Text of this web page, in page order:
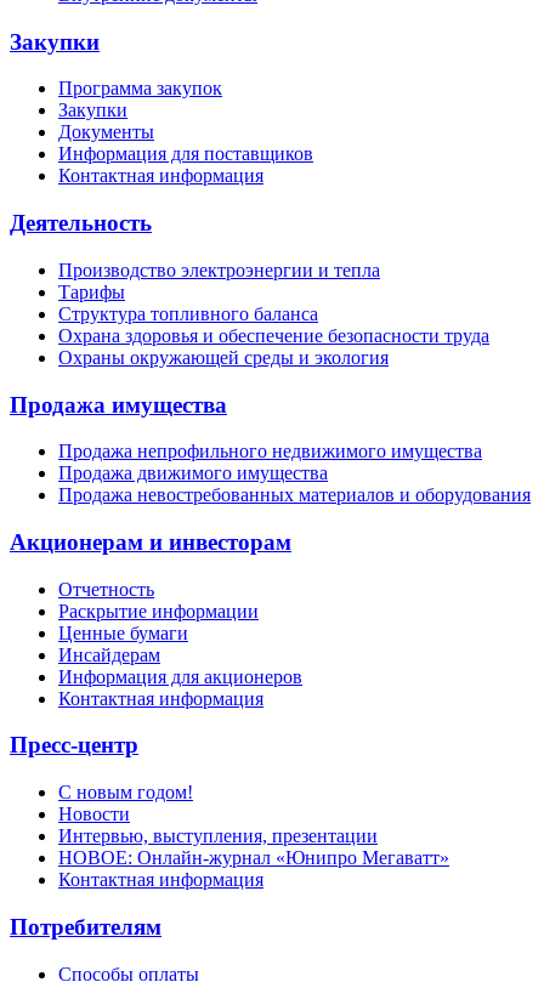
Закупки
Программа закупок
Закупки
Документы
Информация для поставщиков
Контактная информация
Деятельность
Производство электроэнергии и тепла
Тарифы
Структура топливного баланса
Охрана здоровья и обеспечение безопасности труда
Охраны окружающей среды и экология
Продажа имущества
Продажа непрофильного недвижимого имущества
Продажа движимого имущества
Продажа невостребованных материалов и оборудования
Акционерам и инвесторам
Отчетность
Раскрытие информации
Ценные бумаги
Инсайдерам
Информация для акционеров
Контактная информация
Пресс-центр
С новым годом!
Новости
Интервью, выступления, презентации
НОВОЕ: Онлайн-журнал «Юнипро Мегаватт»
Контактная информация
Потребителям
Способы оплаты